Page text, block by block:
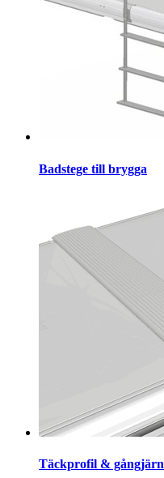
Badstege till brygga
Täckprofil & gångjärn